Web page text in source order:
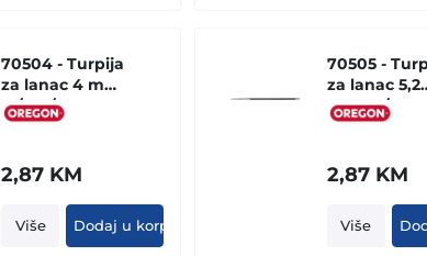
70504 - Turpija
za lanac 4 mm
- 1/4, 3/8, LOW
PRO, 5/32
2,87 KM
Više Dodaj u korpu
70505 -
za lanac 5,2
mm - 3/8,
13/64
2,87 KM
Više